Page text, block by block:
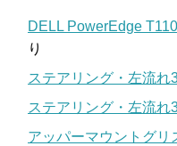
DELL PowerEdge
り
ステアリング・左流れ
ステアリング・左流れ
アッパーマウントグリ